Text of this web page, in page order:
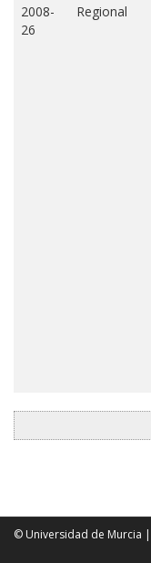
2008-
26
Regional
© Universidad de Murcia |